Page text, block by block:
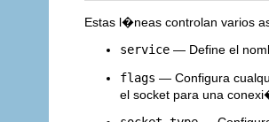
Estas l�neas controlan varios
service — Define el
flags — Configura
el socket para una